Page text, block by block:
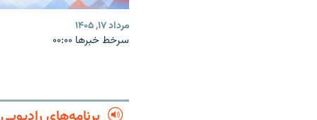
مرداد ۱۷, ۱۴۰۵
سرخط خبرها ۰۰:۰۰